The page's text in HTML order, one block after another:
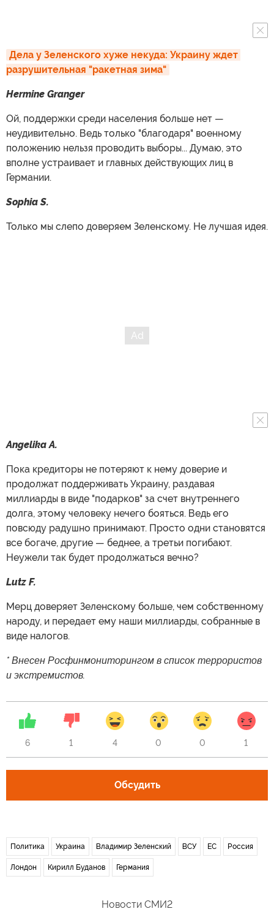
Дела у Зеленского хуже некуда: Украину ждет
разрушительная "ракетная зима"
Hermine Granger
Ой, поддержки среди населения больше нет —
неудивительно. Ведь только "благодаря" военному
положению нельзя проводить выборы... Думаю, это
вполне устраивает и главных действующих лиц в
Германии.
Sophia S.
Только мы слепо доверяем Зеленскому. Не лучшая идея.
Angelika A.
Пока кредиторы не потеряют к нему доверие и
продолжат поддерживать Украину, раздавая
миллиарды в виде "подарков" за счет внутреннего
долга, этому человеку нечего бояться. Ведь его
повсюду радушно принимают. Просто одни становятся
все богаче, другие — беднее, а третьи погибают.
Неужели так будет продолжаться вечно?
Lutz F.
Мерц доверяет Зеленскому больше, чем собственному
народу, и передает ему наши миллиарды, собранные в
виде налогов.
* Внесен Росфинмониторингом в список террористов
и экстремистов.
6 1 4 0 0 1
Обсудить
Политика Украина Владимир Зеленский ВСУ ЕС Россия
Лондон Кирилл Буданов Германия
Новости СМИ2